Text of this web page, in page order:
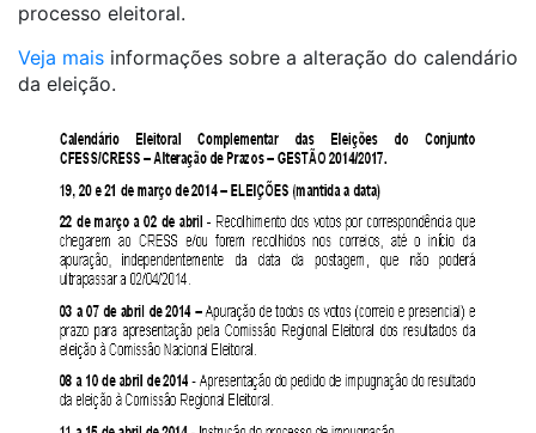
processo eleitoral.
Veja mais informações sobre a alteração do calendário
da eleição.